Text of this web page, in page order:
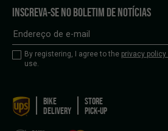
INSCREVA-SE NO BOLETIM DE NOTÍCIAS
By registering, I agree to the privacy policy
use.
BIKE
DELIVERY
STORE
PICK-UP